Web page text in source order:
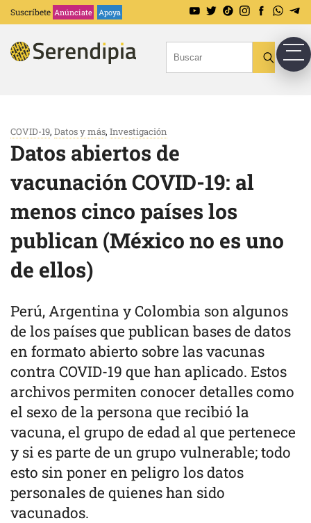
Suscríbete Anúnciate Apoya
COVID-19, Datos y más, Investigación
Datos abiertos de
vacunación COVID-19: al
menos cinco países los
publican (México no es uno
de ellos)
Perú, Argentina y Colombia son algunos
de los países que publican bases de datos
en formato abierto sobre las vacunas
contra COVID-19 que han aplicado. Estos
archivos permiten conocer detalles como
el sexo de la persona que recibió la
vacuna, el grupo de edad al que pertenece
y si es parte de un grupo vulnerable; todo
esto sin poner en peligro los datos
personales de quienes han sido
vacunados.